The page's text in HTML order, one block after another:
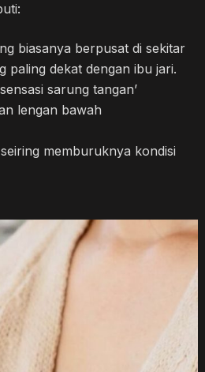
biasanya berpusat di sekitar
paling dekat dengan ibu jari.
sarung tangan’
lengan bawah
memburuknya kondisi